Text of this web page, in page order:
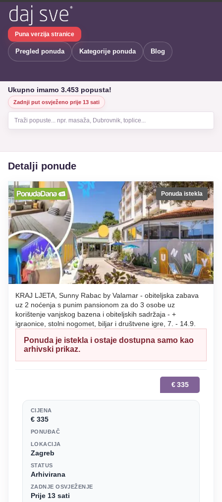
Puna verzija stranice
Pregled ponuda Kategorije ponuda Blog
Ukupno imamo 3.453 popusta!
Zadnji put osvježeno prije 13 sati
Traži popuste... npr. masaža, Dubrovnik, toplice...
Detalji ponude
Ponuda istekla
KRAJ LJETA, Sunny Rabac by Valamar - obiteljska zabava
uz 2 noćenja s punim pansionom za do 3 osobe uz
korištenje vanjskog bazena i obiteljskih sadržaja - +
igraonice, stolni nogomet, biljar i društvene igre, 7. - 14.9.
Ponuda je istekla i ostaje dostupna samo kao
arhivski prikaz.
€ 335
CIJENA
€ 335
PONUĐAČ
LOKACIJA
Zagreb
STATUS
Arhivirana
ZADNJE OSVJEŽENJE
Prije 13 sati